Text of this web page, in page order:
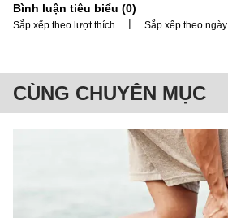
Bình luận tiêu biểu (0)
Sắp xếp theo lượt thích | Sắp xếp theo ngày
CÙNG CHUYÊN MỤC